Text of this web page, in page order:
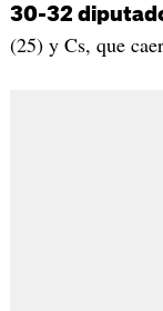
30-32
(25) y Cs, que